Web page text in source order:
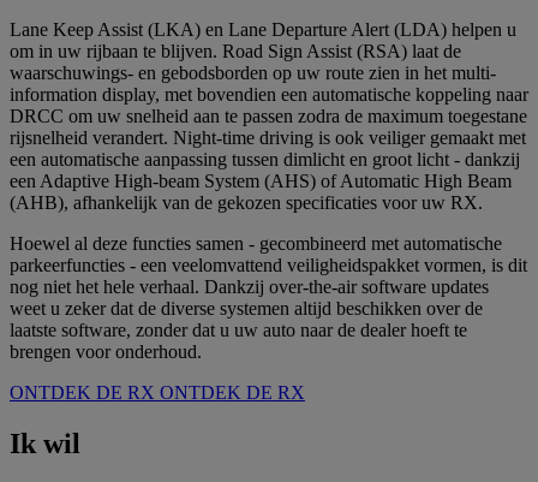
Lane Keep Assist (LKA) en Lane Departure Alert (LDA) helpen u
om in uw rijbaan te blijven. Road Sign Assist (RSA) laat de
waarschuwings- en gebodsborden op uw route zien in het multi-
information display, met bovendien een automatische koppeling naar
DRCC om uw snelheid aan te passen zodra de maximum toegestane
rijsnelheid verandert. Night-time driving is ook veiliger gemaakt met
een automatische aanpassing tussen dimlicht en groot licht - dankzij
een Adaptive High-beam System (AHS) of Automatic High Beam
(AHB), afhankelijk van de gekozen specificaties voor uw RX.
Hoewel al deze functies samen - gecombineerd met automatische
parkeerfuncties - een veelomvattend veiligheidspakket vormen, is dit
nog niet het hele verhaal. Dankzij over-the-air software updates
weet u zeker dat de diverse systemen altijd beschikken over de
laatste software, zonder dat u uw auto naar de dealer hoeft te
brengen voor onderhoud.
ONTDEK DE RX ONTDEK DE RX
Ik wil